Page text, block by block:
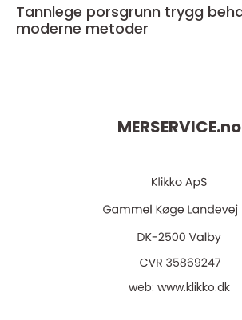
Tannlege porsgrunn trygg behandling med
moderne metoder
MERSERVICE.no
web: www.klikko.dk